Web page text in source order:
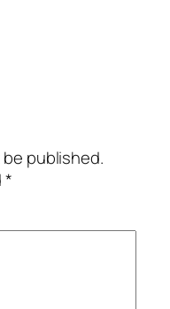
published.
*